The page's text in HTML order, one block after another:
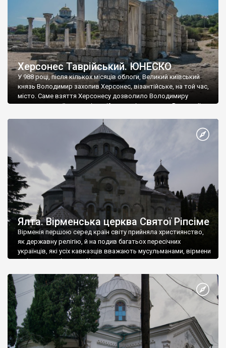
Херсонес Таврійський. ЮНЕСКО
У 988 році, після кількох місяців облоги, Великий київський
князь Володимир захопив Херсонес, візантійське, на той час,
місто. Саме взяття Херсонесу дозволило Володимиру
диктувати свої умови візантійському імператору Василю ІІ, та
Херсонесі Володимир-язичник, став Василем-християнином.
А потім було Хрещення Русі. На честь Херсонесу Таврійського
Ялта. Вірменська церква Святої Ріпсіме
Вірменія першою серед країн світу прийняла християнство,
як державну релігію, й на подив багатьох пересічних
українців, які усіх кавказців вважають мусульманами, вірмени
є відданими вірянами Христа